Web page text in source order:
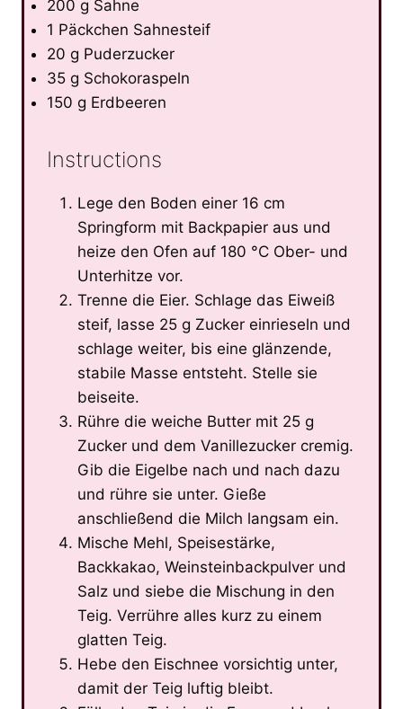
200 g Sahne
1 Päckchen Sahnesteif
20 g Puderzucker
35 g Schokoraspeln
150 g Erdbeeren
Instructions
Lege den Boden einer 16 cm
Springform mit Backpapier aus und
heize den Ofen auf 180 °C Ober- und
Unterhitze vor.
Trenne die Eier. Schlage das Eiweiß
steif, lasse 25 g Zucker einrieseln und
schlage weiter, bis eine glänzende,
stabile Masse entsteht. Stelle sie
beiseite.
Rühre die weiche Butter mit 25 g
Zucker und dem Vanillezucker cremig.
Gib die Eigelbe nach und nach dazu
und rühre sie unter. Gieße
anschließend die Milch langsam ein.
Mische Mehl, Speisestärke,
Backkakao, Weinsteinbackpulver und
Salz und siebe die Mischung in den
Teig. Verrühre alles kurz zu einem
glatten Teig.
Hebe den Eischnee vorsichtig unter,
damit der Teig luftig bleibt.